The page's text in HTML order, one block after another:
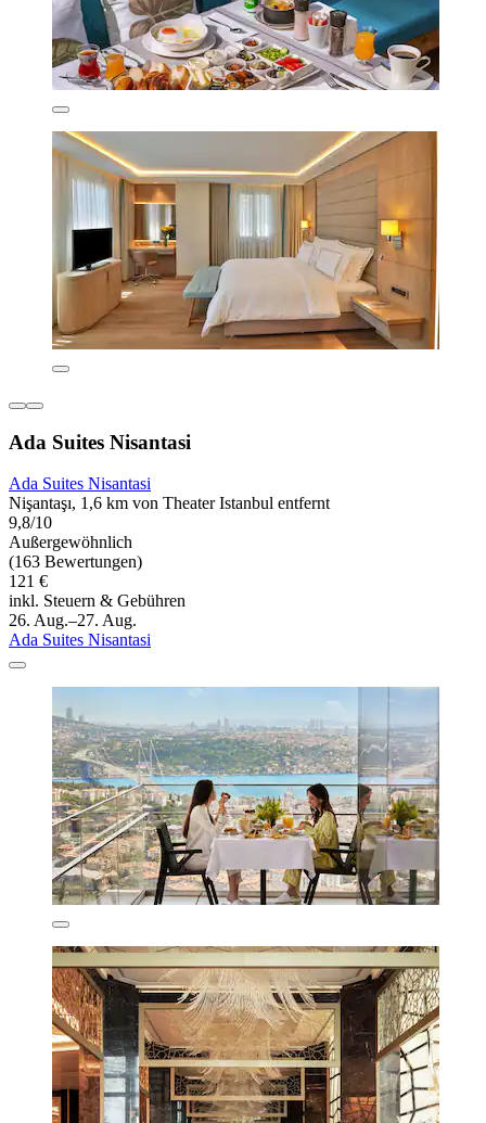
Ada Suites Nisantasi
Ada Suites Nisantasi
Nişantaşı, 1,6 km von Theater Istanbul entfernt
9,8/10
Außergewöhnlich
(163 Bewertungen)
121 €
inkl. Steuern & Gebühren
26. Aug.–27. Aug.
Ada Suites Nisantasi